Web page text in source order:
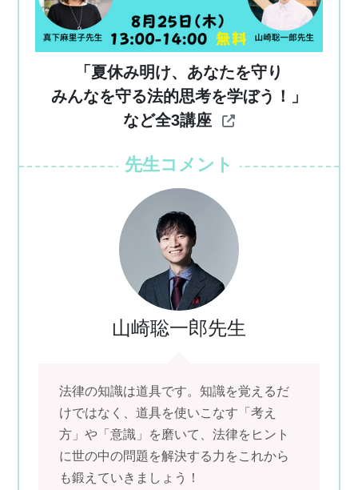
「夏休み明け、あなたを守り
みんなを守る法的思考を学ぼう！」
など全3講座
先生コメント
山崎聡一郎先生
法律の知識は道具です。知識を覚えるだ
けではなく、道具を使いこなす「考え
方」や「意識」を磨いて、法律をヒント
に世の中の問題を解決する力をこれから
も鍛えていきましょう！